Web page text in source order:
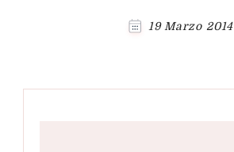
19 Marzo 2014